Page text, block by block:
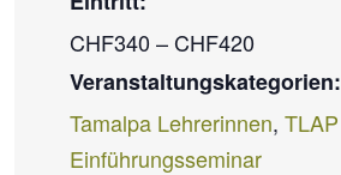
CHF340 – CHF420
Veranstaltungskategorien:
Tamalpa Lehrerinnen,TLAP
Einführungsseminar